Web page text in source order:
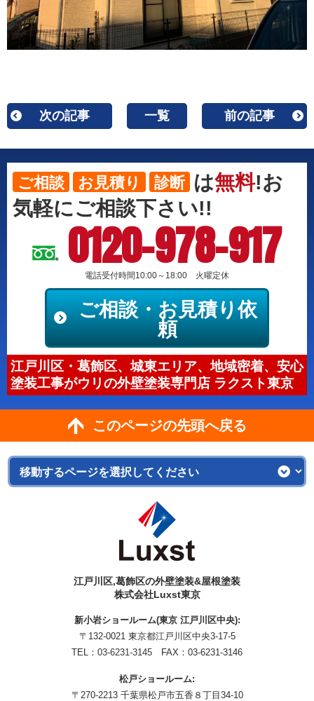
次の記事 一覧 前の記事
ご相談 お見積り 診断 は無料!お
気軽にご相談下さい!!
0120-978-917
電話受付時間10:00～18:00 火曜定休
ご相談・お見積り依
頼
江戸川区・葛飾区、城東エリア、地域密着、安心
塗装工事がウリの外壁塗装専門店 ラクスト東京
このページの先頭へ戻る
江戸川区,葛飾区の外壁塗装&屋根塗装
株式会社Luxst東京
新小岩ショールーム(東京 江戸川区中央):
〒132-0021 東京都江戸川区中央3-17-5
TEL： 03-6231-3145 FAX：03-6231-3146
松戸ショールーム:
〒270-2213 千葉県松戸市五香８丁目34-10